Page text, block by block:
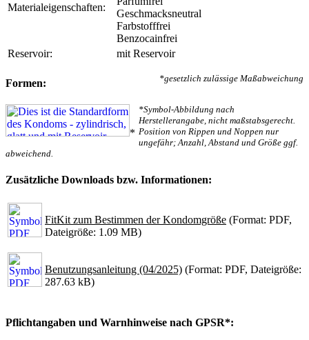
Materialeigenschaften:
Geschmacksneutral
Farbstofffrei
Benzocainfrei
Reservoir:
mit Reservoir
*gesetzlich zulässige Maßabweichung
Formen:
*
*Symbol-Abbildung nach
Herstellerangabe, nicht maßstabsgerecht.
Position von Rippen und Noppen nur
ungefähr; Anzahl, Abstand und Größe ggf.
abweichend.
Zusätzliche Downloads bzw. Informationen:
FitKit zum Bestimmen der Kondomgröße (Format: PDF,
Dateigröße: 1.09 MB)
Benutzungsanleitung (04/2025) (Format: PDF, Dateigröße:
287.63 kB)
Pflichtangaben und Warnhinweise nach GPSR*: